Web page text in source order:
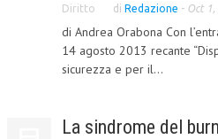
DIRITTO DEL WEB
DIRITTO DELLE IMPRESE IN CRISI
SICUREZZA SUL LAVORO
Diritto di Redazione - Oct
di Andrea Orabona Con
14 agosto 2013 recante
sicurezza e per il...
La sindrome del